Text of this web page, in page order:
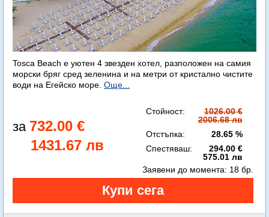
Tosca Beach е уютен 4 звезден хотел, разположен на самия
морски бряг сред зеленина и на метри от кристално чистите
води на Егейско море. Още...
732.00 €
1431.67 лв
Стойност:
1026.00 €
2006.68 лв
Отстъпка:
28.65 %
Спестяваш:
294.00 €
575.01 лв
Заявени до момента: 18 бр.